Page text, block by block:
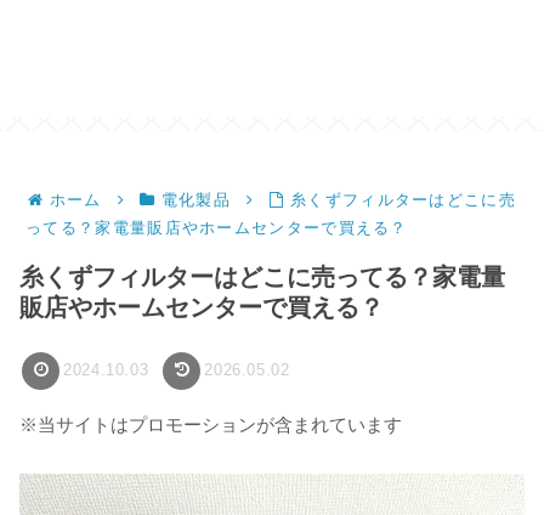
ホーム 電化製品
糸くずフィルターはどこに売
ってる？家電量販店やホームセンターで買える？
糸くずフィルターはどこに売ってる？家電量
販店やホームセンターで買える？
2024.10.03 2026.05.02
※当サイトはプロモーションが含まれています